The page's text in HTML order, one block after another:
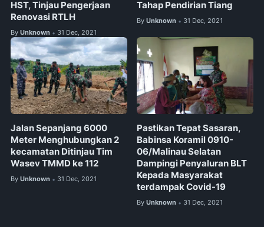
HST, Tinjau Pengerjaan
Renovasi RTLH
By Unknown • 31 Dec, 2021
Tahap Pendirian Tiang
By Unknown • 31 Dec, 2021
Jalan Sepanjang 6000
Meter Menghubungkan 2
kecamatan Ditinjau Tim
Wasev TMMD ke 112
By Unknown • 31 Dec, 2021
Pastikan Tepat Sasaran,
Babinsa Koramil 0910-
06/Malinau Selatan
Dampingi Penyaluran BLT
Kepada Masyarakat
terdampak Covid-19
By Unknown • 31 Dec, 2021